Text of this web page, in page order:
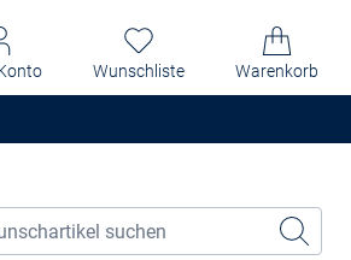
Wunschliste Warenkorb